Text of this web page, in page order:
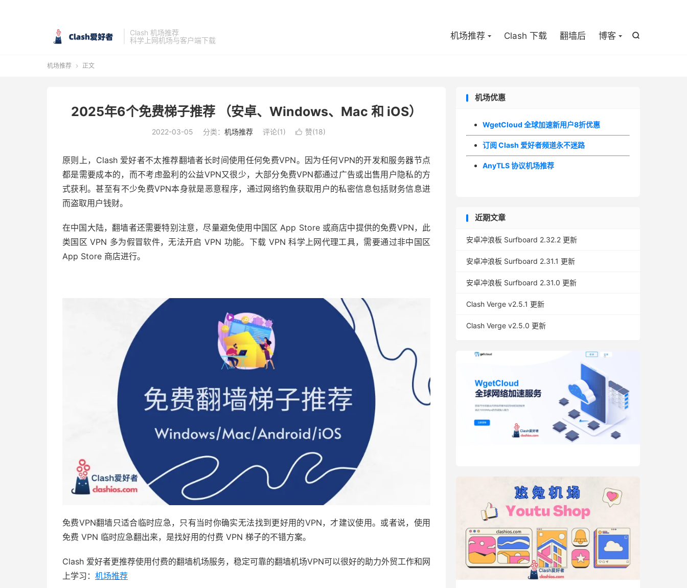
Clash 机场推荐
科学上网机场与客户端下载

机场推荐 Clash 下载 翻墙后 博客
机场推荐  正文
2025年6个免费梯子推荐 （安卓、Windows、Mac 和 iOS）
2022-03-05 分类： 机场推荐 评论(1)  赞(18)
原则上，Clash 爱好者不太推荐翻墙者长时间使用任何免费VPN。因为任何VPN的开发和服务器节点
都是需要成本的，而不考虑盈利的公益VPN又很少，大部分免费VPN都通过广告或出售用户隐私的方
式获利。甚至有不少免费VPN本身就是恶意程序，通过网络钓鱼获取用户的私密信息包括财务信息进
而盗取用户钱财。
在中国大陆，翻墙者还需要特别注意，尽量避免使用中国区 App Store 或商店中提供的免费VPN，此
类国区 VPN 多为假冒软件，无法开启 VPN 功能。下载 VPN 科学上网代理工具，需要通过非中国区
App Store 商店进行。
免费VPN翻墙只适合临时应急，只有当时你确实无法找到更好用的VPN，才建议使用。或者说，使用
免费 VPN 临时应急翻出来，是找好用的付费 VPN 梯子的不错方案。
Clash 爱好者更推荐使用付费的翻墙机场服务，稳定可靠的翻墙机场VPN可以很好的助力外贸工作和网
上学习： 机场推荐
机场优惠
WgetCloud 全球加速新用户8折优惠
订阅 Clash 爱好者频道永不迷路
AnyTLS 协议机场推荐
近期文章
安卓冲浪板 Surfboard 2.32.2 更新
安卓冲浪板 Surfboard 2.31.1 更新
安卓冲浪板 Surfboard 2.31.0 更新
Clash Verge v2.5.1 更新
Clash Verge v2.5.0 更新